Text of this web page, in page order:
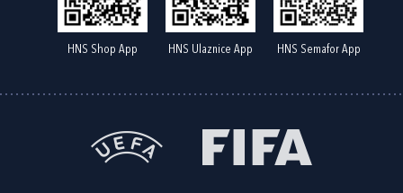
HNS Shop App HNS Ulaznice App HNS Semafor App